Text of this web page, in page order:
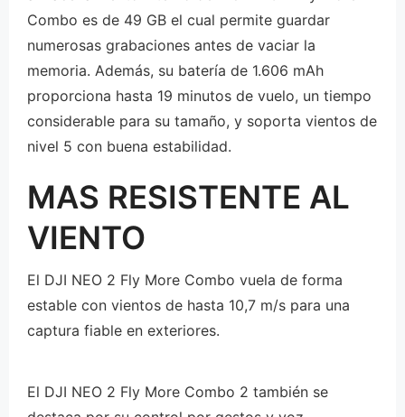
Combo es de 49 GB el cual permite guardar
numerosas grabaciones antes de vaciar la
memoria. Además, su batería de 1.606 mAh
proporciona hasta 19 minutos de vuelo, un tiempo
considerable para su tamaño, y soporta vientos de
nivel 5 con buena estabilidad.
MAS RESISTENTE AL
VIENTO
El DJI NEO 2 Fly More Combo vuela de forma
estable con vientos de hasta 10,7 m/s para una
captura fiable en exteriores.
El DJI NEO 2 Fly More Combo 2 también se